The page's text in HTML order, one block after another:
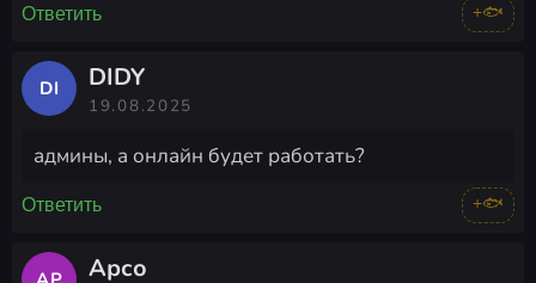
Ответить +🐟
DI DIDY
19.08.2025
админы, а онлайн будет работать?
Ответить +🐟
Арсо